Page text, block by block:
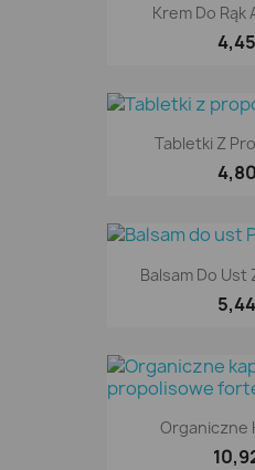
Krem Do Rąk
Tabletki Z
Balsam Do Ust
Organiczne